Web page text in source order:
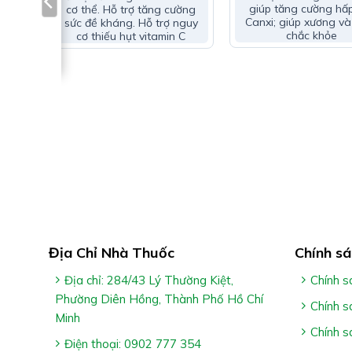
Công Dụng Nutibon D3+K2:
Hỗ trợ bổ sung vitamin D3, vitamin K2 cho cơ thể
Hỗ trợ tăng cường hấp thu canxi, hỗ trợ xương
cơ thể. Hỗ trợ tăng cường
sức đề kháng. Hỗ trợ nguy
cơ thiếu hụt vitamin C
giúp tăng cường
Canxi; giúp xương
chắc khỏe
Địa Chỉ Nhà Thuốc
Địa chỉ: 284/43 Lý Thường Kiệt,
Phường Diên Hồng, Thành Phố Hồ Chí
Minh
Điện thoại: 0902 777 354
Chính
Chính
Chính
Chính